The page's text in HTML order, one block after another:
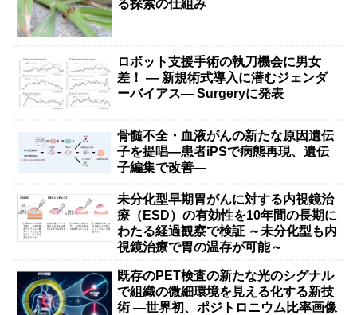
る探索の仕組み
ロボット支援手術の執刀機会に男女
差！ — 新規術式導入に潜むジェンダ
ーバイアス— Surgeryに発表
骨髄不全・血液がんの新たな原因遺伝
子を提唱―患者iPSで病態再現、遺伝
子編集で改善―
未分化型早期胃がんに対する内視鏡治
療（ESD）の有効性を10年間の長期に
わたる経過観察で検証 ～未分化型も内
視鏡治療で胃の温存が可能～
既存のPET検査の新たな光のシグナル
で組織の微細環境を見える化する新技
術 ―世界初、ポジトロニウム比率画像